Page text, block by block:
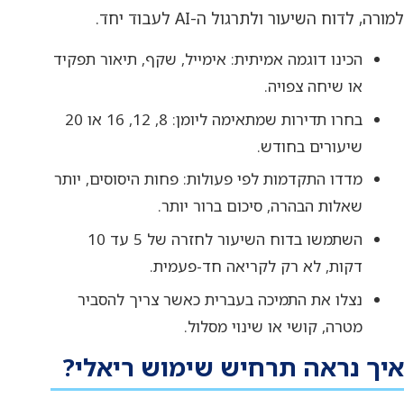
למורה, לדוח השיעור ולתרגול ה-AI לעבוד יחד.
הכינו דוגמה אמיתית: אימייל, שקף, תיאור תפקיד
או שיחה צפויה.
בחרו תדירות שמתאימה ליומן: 8, 12, 16 או 20
שיעורים בחודש.
מדדו התקדמות לפי פעולות: פחות היסוסים, יותר
שאלות הבהרה, סיכום ברור יותר.
השתמשו בדוח השיעור לחזרה של 5 עד 10
דקות, לא רק לקריאה חד-פעמית.
נצלו את התמיכה בעברית כאשר צריך להסביר
מטרה, קושי או שינוי מסלול.
איך נראה תרחיש שימוש ריאלי?